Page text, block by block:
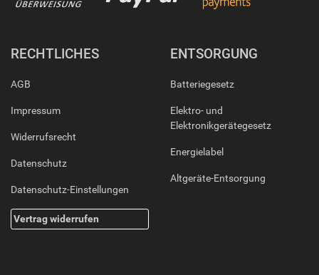
RECHTLICHES
AGB
Impressum
Widerrufsrecht
Datenschutz
Datenschutz-Einstellungen
Vertrag widerrufen
ENTSORGUNG
Batteriegesetz
Elektro- und
Elektronikgerätegesetz
Energielabel
Altgeräte-Entsorgung